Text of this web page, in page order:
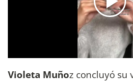
Violeta Muñoz concluyó su